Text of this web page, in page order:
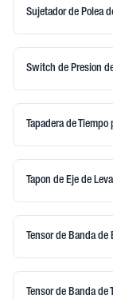
Sujetador de Polea
Switch de Presion
Tapadera de Tiempo
Tapon de Eje de
Tensor de Banda de
Tensor de Banda de